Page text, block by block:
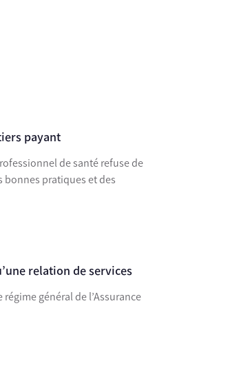
payant
de santé refuse de
bonnes pratiques et des
relation de services
général de l’Assurance